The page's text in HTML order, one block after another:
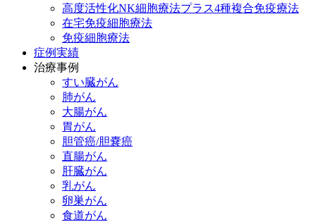
高度活性化NK細胞療法プラス4種複合免疫療法
在宅免疫細胞療法
免疫細胞療法
症例実績
治療事例
すい臓がん
肺がん
大腸がん
胃がん
胆管癌/胆嚢癌
直腸がん
肝臓がん
乳がん
卵巣がん
食道がん